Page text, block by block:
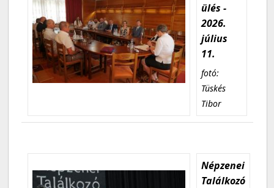
ülés -
2026.
július
11.
fotó:
Tüskés
Tibor
Népzenei
Találkozó